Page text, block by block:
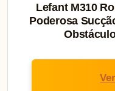
Lefant M310
Poderosa